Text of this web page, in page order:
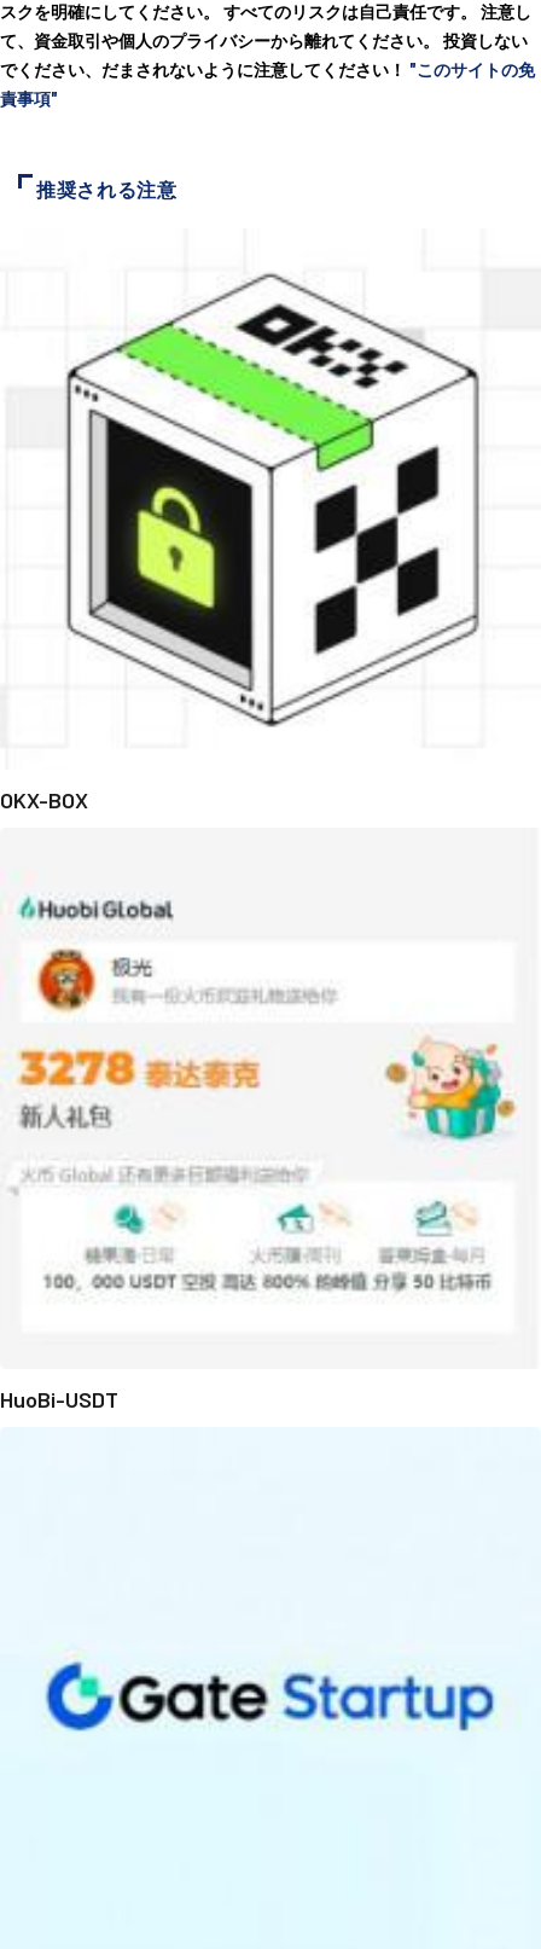
スクを明確にしてください。 すべてのリスクは自己責任です。 注意し
て、資金取引や個人のプライバシーから離れてください。 投資しない
でください、だまされないように注意してください！ "このサイトの免
責事項"
推奨される注意
OKX-BOX
HuoBi-USDT